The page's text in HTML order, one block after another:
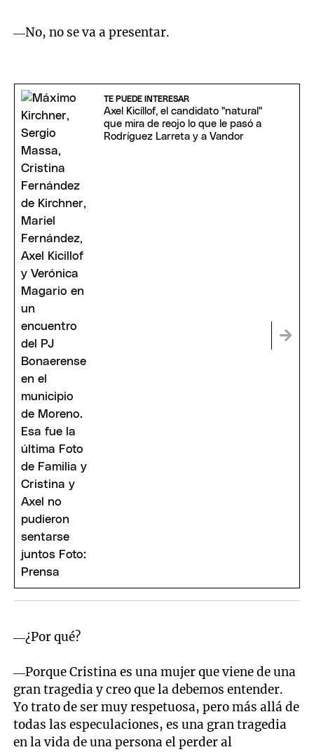
—No, no se va a presentar.
TE PUEDE INTERESAR
Axel Kicillof, el candidato "natural"
que mira de reojo lo que le pasó a
Rodríguez Larreta y a Vandor
—¿Por qué?
—Porque Cristina es una mujer que viene de una
gran tragedia y creo que la debemos entender.
Yo trato de ser muy respetuosa, pero más allá de
todas las especulaciones, es una gran tragedia
en la vida de una persona el perder al